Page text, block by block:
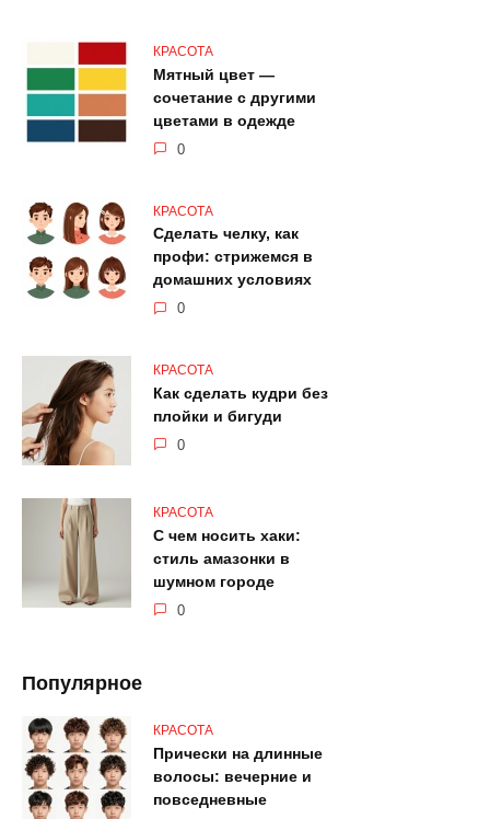
КРАСОТА
Мятный цвет —
сочетание с другими
цветами в одежде
0
КРАСОТА
Сделать челку, как
профи: стрижемся в
домашних условиях
0
КРАСОТА
Как сделать кудри без
плойки и бигуди
0
КРАСОТА
С чем носить хаки:
стиль амазонки в
шумном городе
0
Популярное
КРАСОТА
Прически на длинные
волосы: вечерние и
повседневные